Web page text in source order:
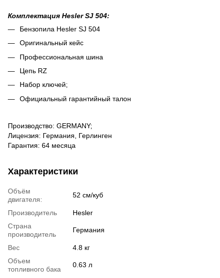
Комплектация Hesler SJ 504:
Бензопила Hesler SJ 504
Оригинальный кейс
Профессиональная шина
Цепь RZ
Набор ключей;
Официальный гарантийный талон
Производство: GERMANY;
Лицензия: Германия, Герлинген
Гарантия: 64 месяца
Характеристики
Объём
двигателя:
52 см/куб
Производитель
Hesler
Страна
производитель
Германия
Вес
4.8 кг
Объем
топливного бака
0.63 л